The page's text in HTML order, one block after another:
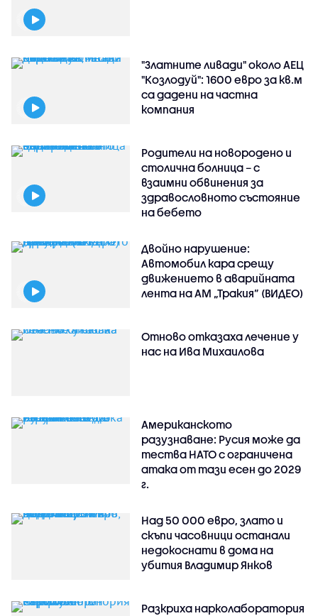
"Златните ливади" около АЕЦ
"Козлодуй": 1600 евро за кв.м
са дадени на частна
компания
Родители на новородено и
столична болница – с
взаимни обвинения за
здравословното състояние
на бебето
Двойно нарушение:
Автомобил кара срещу
движението в аварийната
лента на АМ „Тракия” (ВИДЕО)
Отново отказаха лечение у
нас на Ива Михаилова
Американското
разузнаване: Русия може да
тества НАТО с ограничена
атака от тази есен до 2029
г.
Над 50 000 евро, злато и
скъпи часовници останали
недокоснати в дома на
убития Владимир Янков
Разкриха нарколаборатория